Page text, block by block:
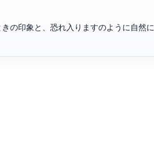
の印象と、恐れ入りますのように自然に